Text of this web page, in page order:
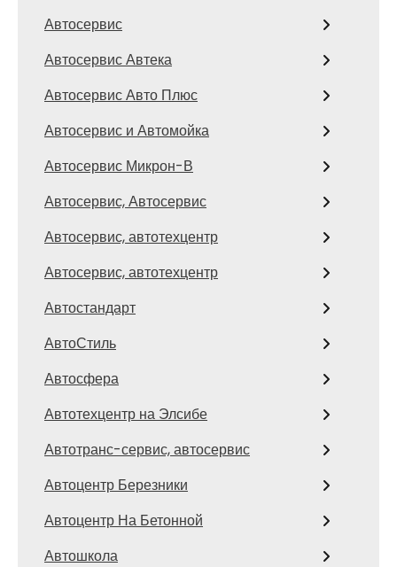
Автосервис
Автосервис Автека
Автосервис Авто Плюс
Автосервис и Автомойка
Автосервис Микрон-В
Автосервис, Автосервис
Автосервис, автотехцентр
Автосервис, автотехцентр
Автостандарт
АвтоСтиль
Автосфера
Автотехцентр на Элсибе
Автотранс-сервис, автосервис
Автоцентр Березники
Автоцентр На Бетонной
Автошкола